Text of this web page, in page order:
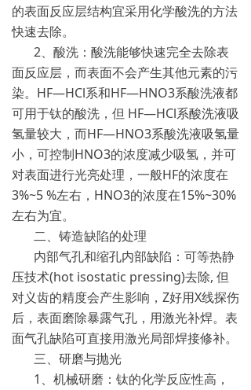
的表面反应层结构宜采用化学酸洗的方法
快速去除。
2、酸洗：酸洗能够快速完全去除表
面反应层，而表面不会产生其他元素的污
染。HF—HCl系和HF—HNO3系酸洗液都
可用于钛的酸洗，但 HF—HCl系酸洗液吸
氢量较大，而HF—HNO3系酸洗液吸氢量
小，可控制HNO3的浓度减少吸氢，并可
对表面进行光亮处理，一般HF的浓度在
3%~5 %左右，HNO3的浓度在15%~30%
左右为宜。
二、铸造缺陷的处理
内部气孔和缩孔内部缺陷：可等热静
压技术(hot isostatic pressing)去除, 但
对义齿的精度会产生影响，Z好用X线探伤
后，表面磨除暴露气孔，用激光补焊。表
面气孔缺陷可直接用激光局部焊接修补。
三、研磨与抛光
1、机械研磨：钛的化学反应性高，